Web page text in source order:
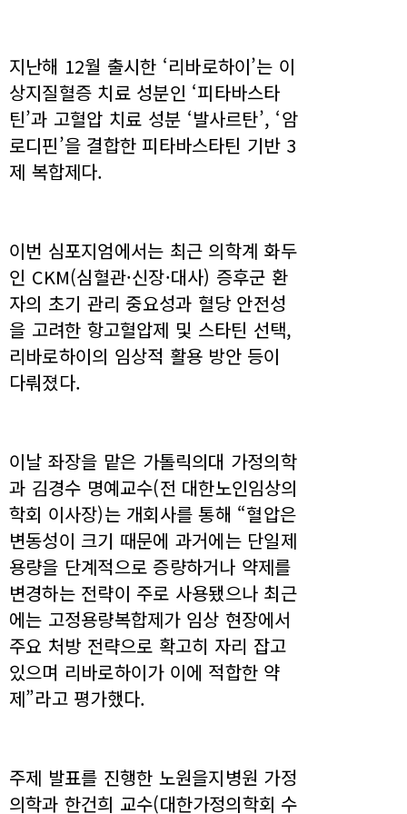
지난해 12월 출시한 ‘리바로하이’는 이
상지질혈증 치료 성분인 ‘피타바스타
틴’과 고혈압 치료 성분 ‘발사르탄’, ‘암
로디핀’을 결합한 피타바스타틴 기반 3
제 복합제다.
이번 심포지엄에서는 최근 의학계 화두
인 CKM(심혈관·신장·대사) 증후군 환
자의 초기 관리 중요성과 혈당 안전성
을 고려한 항고혈압제 및 스타틴 선택,
리바로하이의 임상적 활용 방안 등이
다뤄졌다.
이날 좌장을 맡은 가톨릭의대 가정의학
과 김경수 명예교수(전 대한노인임상의
학회 이사장)는 개회사를 통해 “혈압은
변동성이 크기 때문에 과거에는 단일제
용량을 단계적으로 증량하거나 약제를
변경하는 전략이 주로 사용됐으나 최근
에는 고정용량복합제가 임상 현장에서
주요 처방 전략으로 확고히 자리 잡고
있으며 리바로하이가 이에 적합한 약
제”라고 평가했다.
주제 발표를 진행한 노원을지병원 가정
의학과 한건희 교수(대한가정의학회 수